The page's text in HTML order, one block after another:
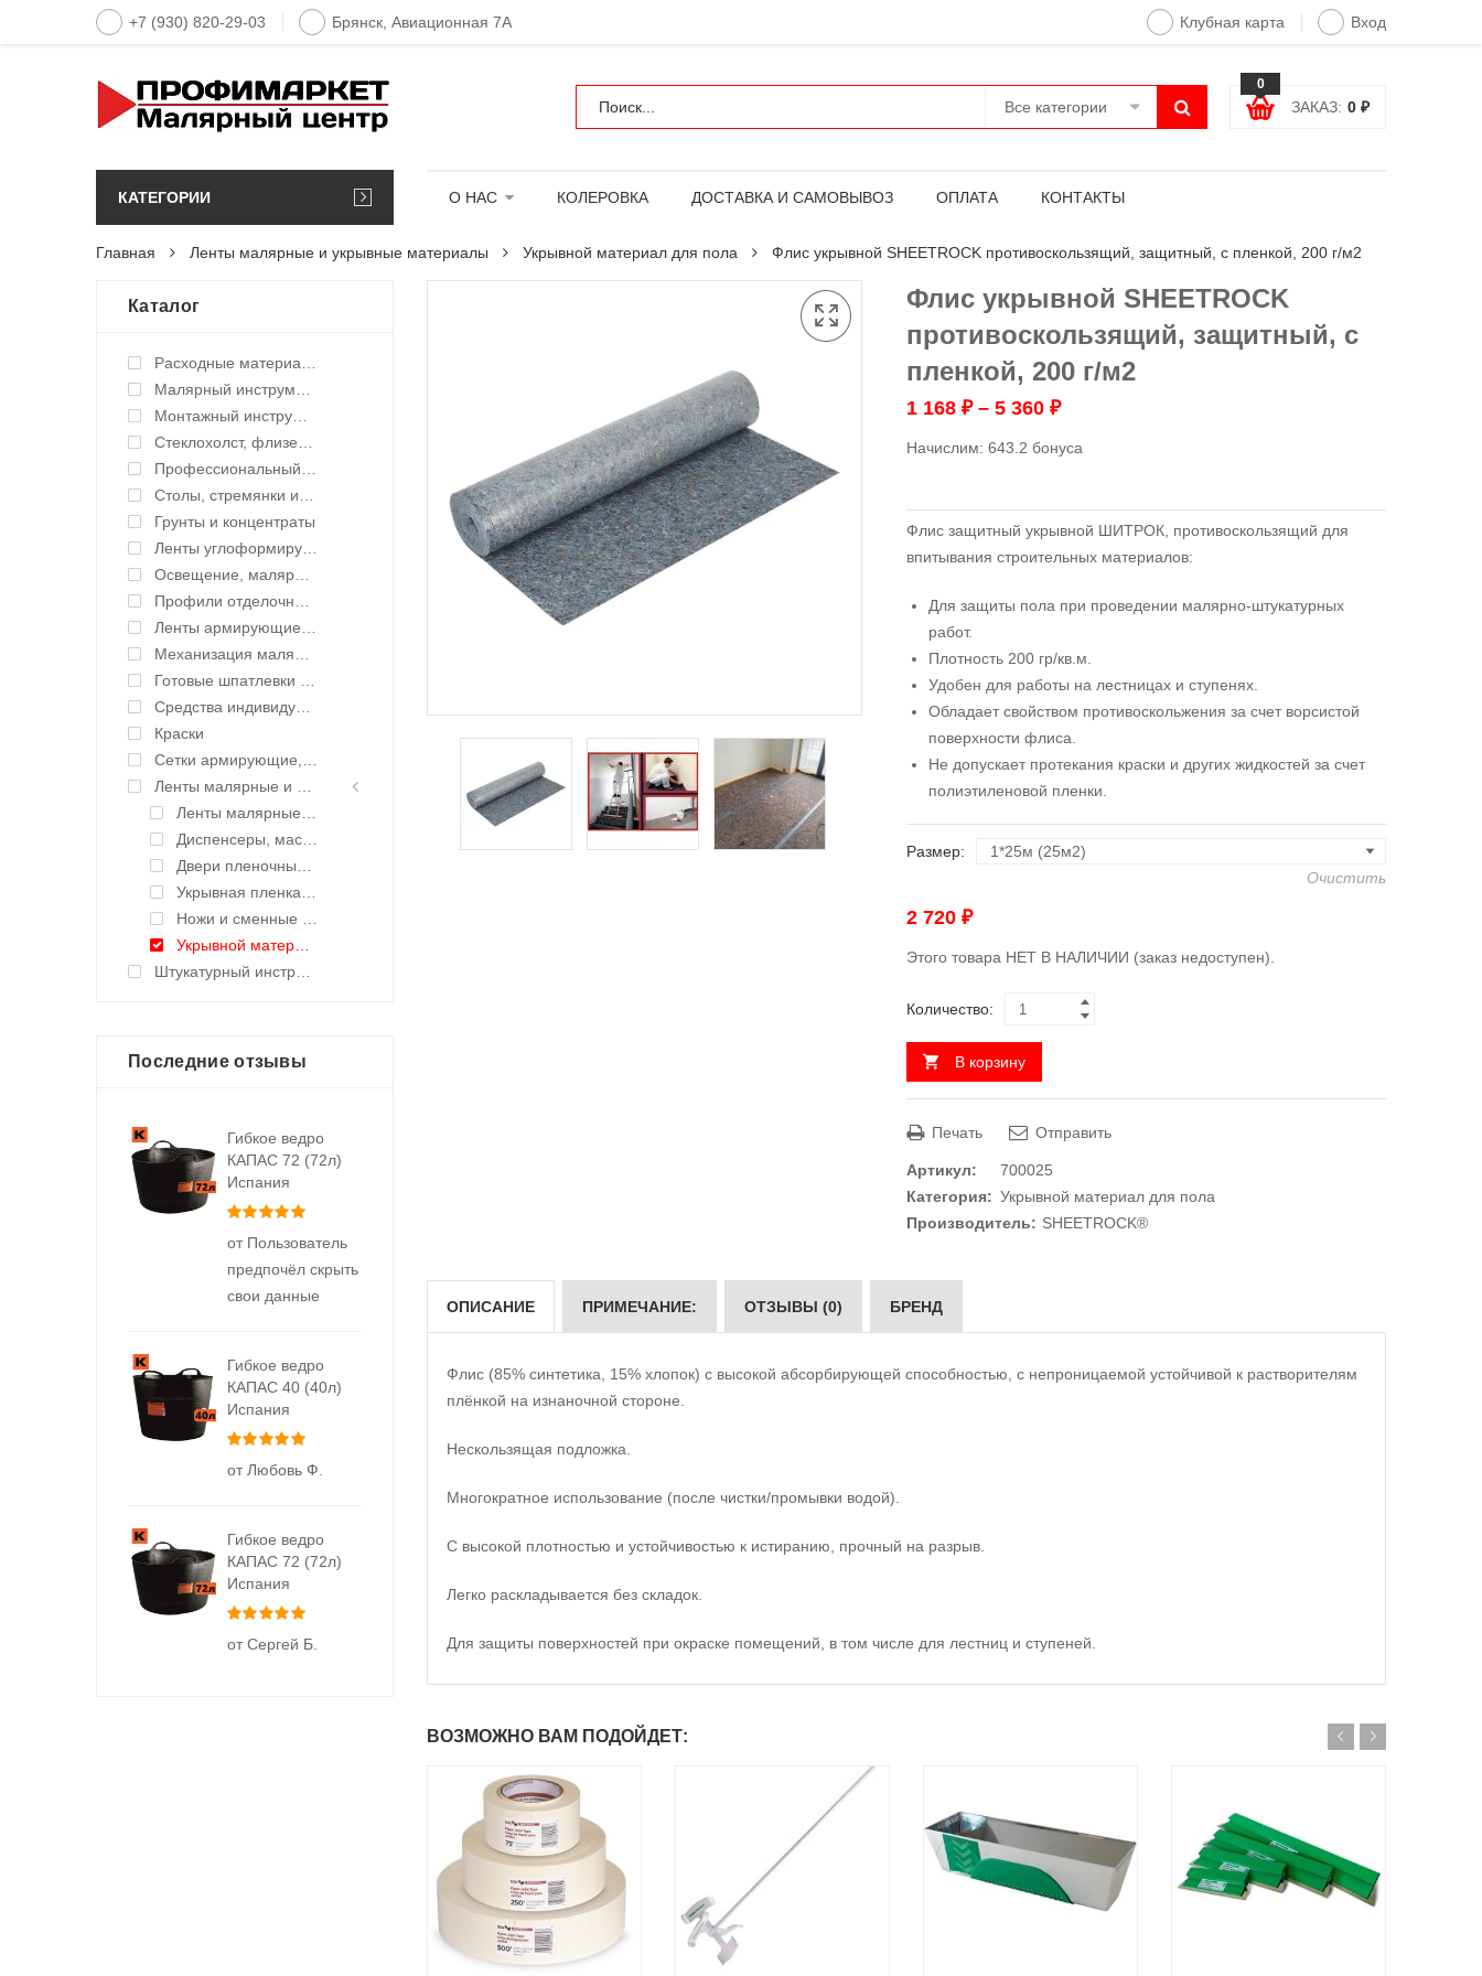
+7 (930) 820-29-03 Брянск, Авиационная 7А Клубная карта Вход
Все категории
0
ЗАКАЗ: 0 ₽
КАТЕГОРИИ О НАС КОЛЕРОВКА ДОСТАВКА И САМОВЫВОЗ ОПЛАТА КОНТАКТЫ
Главная Ленты малярные и укрывные материалы Укрывной материал для пола Флис укрывной SHEETROCK противоскользящий, защитный, с пленкой, 200 г/м2
Флис укрывной SHEETROCK
противоскользящий, защитный, с
пленкой, 200 г/м2
1 168 ₽– 5 360 ₽
Начислим: 643.2 бонуса
Флис защитный укрывной ШИТРОК, противоскользящий для
впитывания строительных материалов:
Для защиты пола при проведении малярно-штукатурных
работ.
Плотность 200 гр/кв.м.
Удобен для работы на лестницах и ступенях.
Обладает свойством противоскольжения за счет ворсистой
поверхности флиса.
Не допускает протекания краски и других жидкостей за счет
полиэтиленовой пленки.
Размер
Очистить
2 720 ₽
Этого товара НЕТ В НАЛИЧИИ (заказ недоступен).
Количество:
В корзину
Печать Отправить
Артикул:
700025
Категория: Укрывной материал для пола
Производитель: SHEETROCK®
ОПИСАНИЕ ПРИМЕЧАНИЕ: ОТЗЫВЫ (0) БРЕНД
Флис (85% синтетика, 15% хлопок) с высокой абсорбирующей способностью, с непроницаемой устойчивой к растворителям
плёнкой на изнаночной стороне.
Нескользящая подложка.
Многократное использование (после чистки/промывки водой).
С высокой плотностью и устойчивостью к истиранию, прочный на разрыв.
Легко раскладывается без складок.
Для защиты поверхностей при окраске помещений, в том числе для лестниц и ступеней.
ВОЗМОЖНО ВАМ ПОДОЙДЕТ:
Каталог
Расходные материалы
Малярный инструмент ручной
Монтажный инструмент
Стеклохолст, флизелин малярный
Профессиональный инструмент и оборудование
Столы, стремянки и подмости
Грунты и концентраты
Ленты углоформирующие, углозащитные
Освещение, малярные светильники
Профили отделочные для ГКЛ
Ленты армирующие для швов и стыков
Механизация малярных работ
Готовые шпатлевки и клея
Средства индивидуальной защиты (СИЗ)
Краски
Сетки армирующие, ленты уплотнительные
Ленты малярные и укрывные материалы
Ленты малярные (скотч малярный)
Диспенсеры, маскеры для лент и пленок
Двери пленочные, защитные
Укрывная пленка с малярной лентой, крафтбумага (CoverQuick)
Ножи и сменные лезвия
Укрывной материал для пола
Штукатурный инструмент
Последние отзывы
Гибкое ведро
КАПАС 72 (72л)
Испания
от Пользователь
предпочёл скрыть
свои данные
Гибкое ведро
КАПАС 40 (40л)
Испания
от Любовь Ф.
Гибкое ведро
КАПАС 72 (72л)
Испания
от Сергей Б.